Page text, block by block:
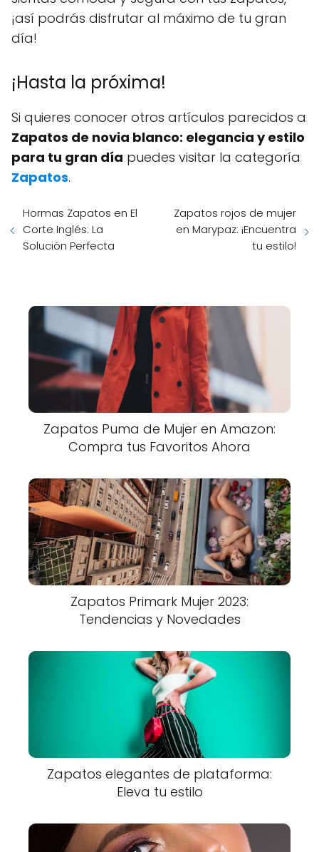
¡así podrás disfrutar al máximo de tu gran
día!
¡Hasta la próxima!
Si quieres conocer otros artículos parecidos a
Zapatos de novia blanco: elegancia y estilo
para tu gran día puedes visitar la categoría
Zapatos.
Hormas Zapatos en El
Corte Inglés: La
Solución Perfecta
Zapatos rojos de mujer
en Marypaz: ¡Encuentra
tu estilo!
Zapatos Puma de Mujer en Amazon:
Compra tus Favoritos Ahora
Zapatos Primark Mujer 2023:
Tendencias y Novedades
Zapatos elegantes de plataforma:
Eleva tu estilo